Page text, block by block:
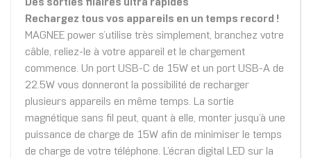
Des sorties filaires ultra rapides
Rechargez tous vos appareils en un temps record !
MAGNEE power s’utilise très simplement, branchez votre
câble, reliez-le à votre appareil et le chargement
commence. Un port USB-C de 15W et un port USB-A de
22.5W vous donneront la possibilité de recharger
plusieurs appareils en même temps. La sortie
magnétique sans fil peut, quant à elle, monter jusqu’à une
puissance de charge de 15W afin de minimiser le temps
de charge de votre téléphone. L’écran digital LED sur la